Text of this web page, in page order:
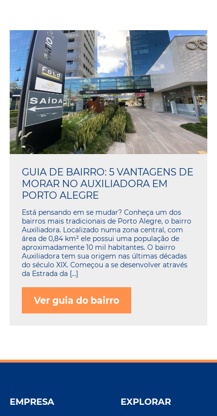
GUIA DE BAIRRO: 5 VANTAGENS DE
MORAR NO AUXILIADORA EM
PORTO ALEGRE
Está pensando em se mudar? Conheça um dos
bairros mais tradicionais de Porto Alegre, o bairro
Auxiliadora. Localizado numa zona central, com
área de 0,84 km² ele possui uma população de
aproximadamente 10 mil habitantes. O bairro
Auxiliadora tem sua origem nas últimas décadas
do século XIX. Começou a se desenvolver através
da Estrada da […]
Ver guia do bairro
EMPRESA EXPLORAR